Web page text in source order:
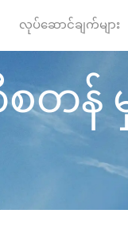
လုပ်ဆောင်ချက်များ
န် မှ